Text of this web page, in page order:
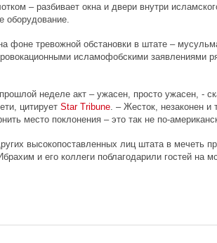
– разбивает окна и двери внутри
оборудование.
фоне тревожной обстановки в штате –
исламофобскими заявлениями
неделе акт – ужасен, просто ужасен, -
цитирует Star Tribune. – Жесток, незаконен и
место поклонения – это так не по-
высокопоставленных лиц штата в мечеть
и его коллеги поблагодарили гостей на